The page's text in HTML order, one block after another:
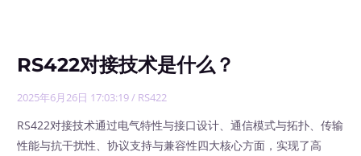
RS422对接技术是什么？
2025年6月26日 17:03:19/ RS422
RS422对接技术通过电气特性与接口设计、通信模式与拓扑、传输
性能与抗干扰性、协议支持与兼容性四大核心方面，实现了高